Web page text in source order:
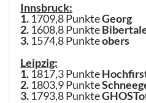
Innsbruck:
1. 1709,8 PunkteGeorg
2. 1608,8 Punkte
3. 1574,8 Punkteobers
Leipzig:
1. 1817,3 Punkte
2. 1803,9 Punkte
3. 1793,8 Punkte